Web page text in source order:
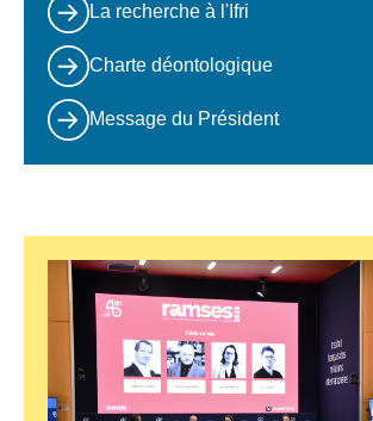
La recherche à l'Ifri
Charte déontologique
Message du Président